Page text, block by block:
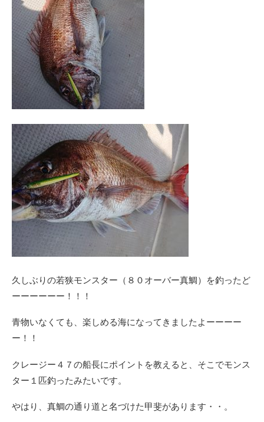
久しぶりの若狭モンスター（８０オーバー真鯛）を釣ったど
ーーーーーー！！！
青物いなくても、楽しめる海になってきましたよーーーー
ー！！
クレージー４７の船長にポイントを教えると、そこでモンス
ター１匹釣ったみたいです。
やはり、真鯛の通り道と名づけた甲斐があります・・。